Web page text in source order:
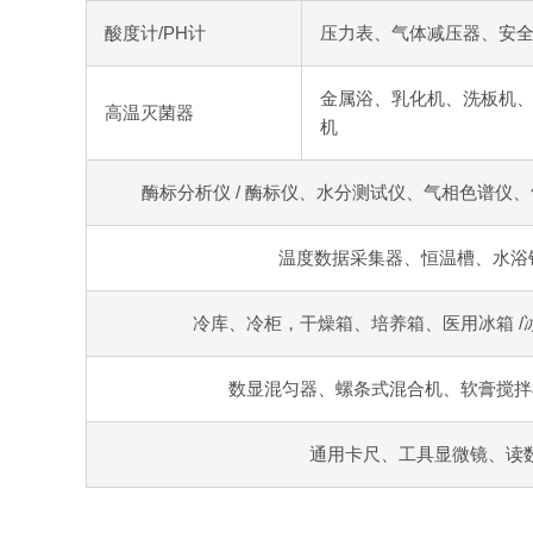
酸度计/PH计 压力表、气体减压器、安
高温灭菌器
金属浴、乳化机、洗板机
机
酶标分析仪 / 酶标仪、水分测试仪、气相色谱仪
温度数据采集器、恒温槽、水
冷库、冷柜，干燥箱、培养箱、医用冰箱
数显混匀器、螺条式混合机、软膏搅
通用卡尺、工具显微镜、读